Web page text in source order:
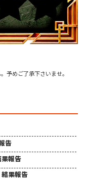
予めご了承下さいませ。
告
報告
果報告